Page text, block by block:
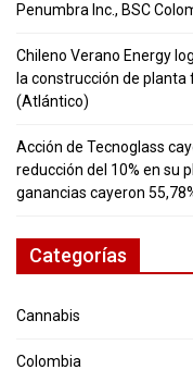
Penumbra Inc., BSC
Chileno Verano Energy
la construcción de
(Atlántico)
Acción de Tecnoglass
reducción del 10% en su
ganancias cayeron
Categorías
Cannabis
Colombia